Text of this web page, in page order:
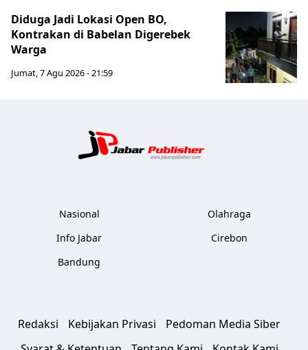
Diduga Jadi Lokasi Open BO,
Kontrakan di Babelan Digerebek
Warga
Jumat, 7 Agu 2026 - 21:59
Nasional
Info Jabar
Bandung
Olahraga
Cirebon
Redaksi Kebijakan Privasi
Pedoman Media Siber